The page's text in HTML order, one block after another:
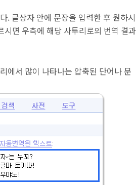
. 글상자 안에 문장을 입력한 후 원하시
면 우측에 해당 사투리로의 번역 결과
에서 많이 나타나는 압축된 단어나 문